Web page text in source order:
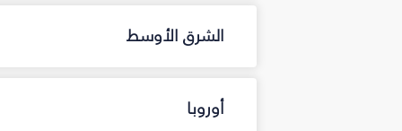
الشرق الأوسط
أوروبا